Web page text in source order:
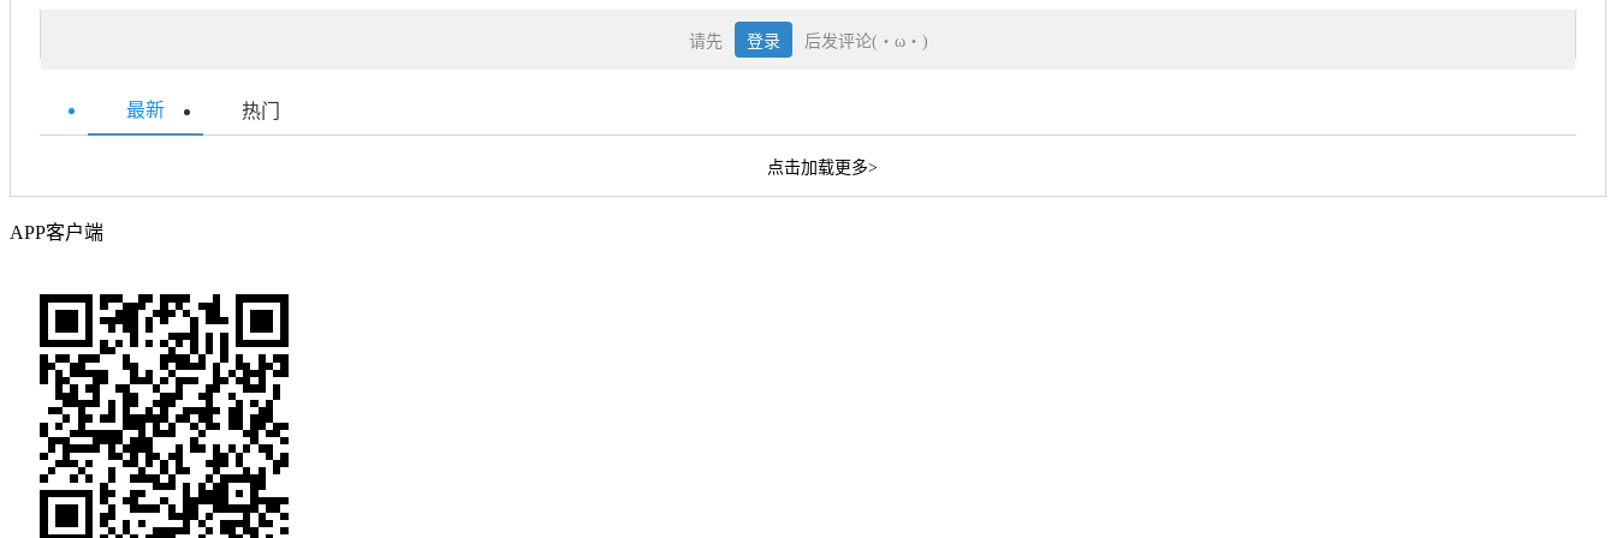
请先 登录 后发评论(・ω・)
最新 热门
点击加载更多>
APP客户端